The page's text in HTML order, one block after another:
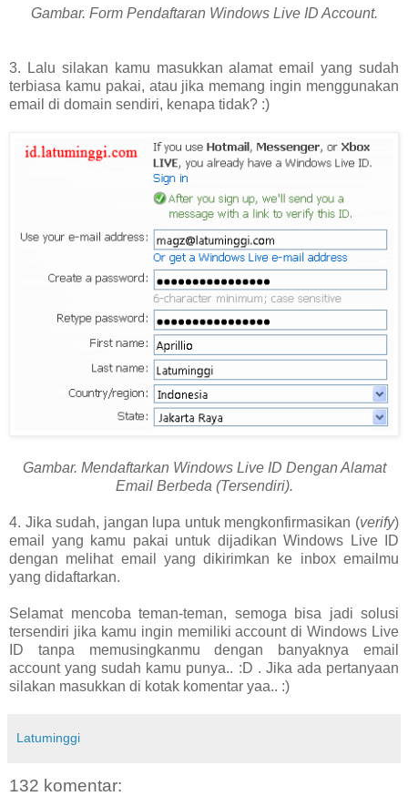
Gambar. Form Pendaftaran Windows Live ID Account.
3. Lalu silakan kamu masukkan alamat email yang sudah
terbiasa kamu pakai, atau jika memang ingin menggunakan
email di domain sendiri, kenapa tidak? :)
Gambar. Mendaftarkan Windows Live ID Dengan Alamat
Email Berbeda (Tersendiri).
4. Jika sudah, jangan lupa untuk mengkonfirmasikan (verify)
email yang kamu pakai untuk dijadikan Windows Live ID
dengan melihat email yang dikirimkan ke inbox emailmu
yang didaftarkan.
Selamat mencoba teman-teman, semoga bisa jadi solusi
tersendiri jika kamu ingin memiliki account di Windows Live
ID tanpa memusingkanmu dengan banyaknya email
account yang sudah kamu punya.. :D . Jika ada pertanyaan
silakan masukkan di kotak komentar yaa.. :)
Latuminggi
132 komentar: